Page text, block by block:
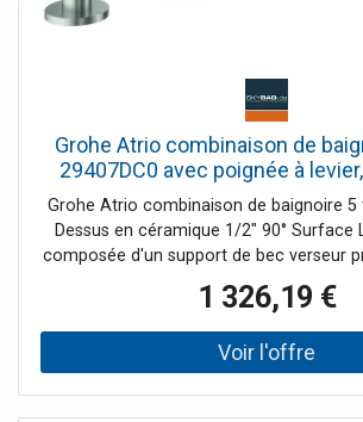
Grohe Atrio combinaison de
29407DC0 avec poignée à
Grohe Atrio combinaison de baignoire 5
Dessus en céramique 1/2" 90° Surface
composée d'un support de bec verseur
de bain avec mousseur Conversion
Douchette à main Rainshower Aqua
Flexible de douche 2000 mm tuyaux
flexibles Raccordement pour
1 326,19 €